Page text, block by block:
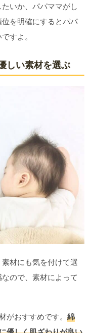
いか、パパママがし
を明確にするとパパ
すよ。
しい素材を選ぶ
材にも気を付けて選
ので、素材によって
おすすめです。 綿